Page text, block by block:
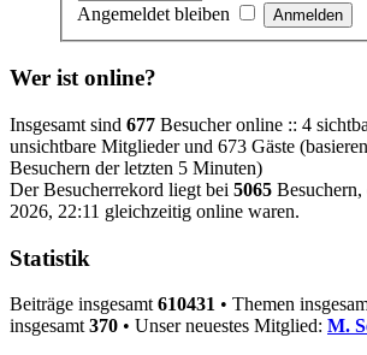
Angemeldet bleiben
Wer ist online?
Insgesamt sind 677 Besucher online :: 4
unsichtbare Mitglieder und 673 Gäste
Besuchern der letzten 5 Minuten)
Der Besucherrekord liegt bei 5065
2026, 22:11 gleichzeitig online waren.
Statistik
Beiträge insgesamt 610431 • Themen
insgesamt 370 • Unser neuestes Mitglied: M.